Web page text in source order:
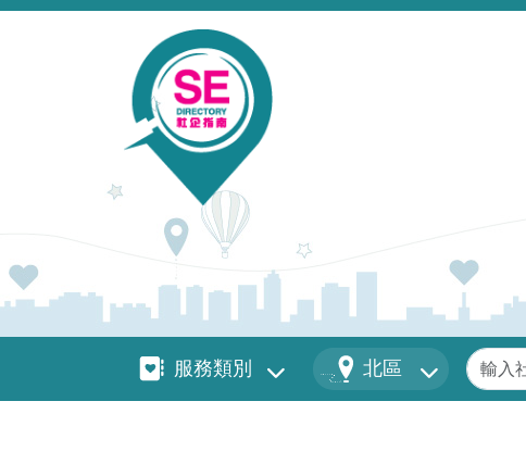
移至主內容
服務類別服務類別 地區 北區 關鍵字